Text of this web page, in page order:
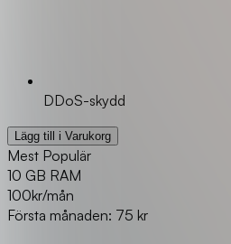
DDoS-skydd
Lägg till i Varukorg
Mest Populär
10 GB RAM
100kr/mån
Första månaden: 75 kr